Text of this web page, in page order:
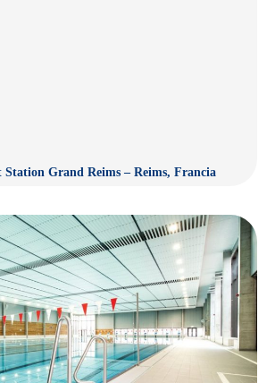
Station Grand Reims – Reims, Francia